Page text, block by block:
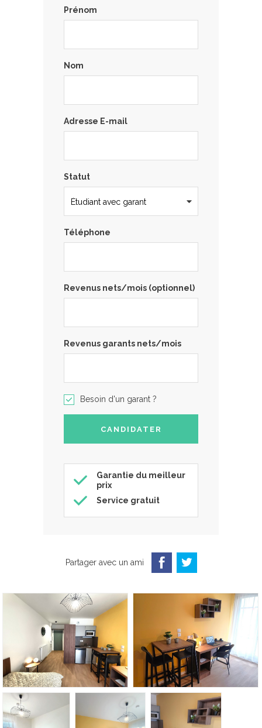
Prénom
Nom
Adresse E-mail
Statut
Téléphone
Revenus nets/mois (optionnel)
Revenus garants nets/mois
Besoin d'un garant ?
Garantie du meilleur
prix
Service gratuit
Partager avec un ami